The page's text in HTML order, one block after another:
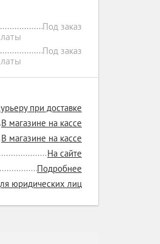
Под заказ
Под заказ
при доставке
В магазине на кассе
В магазине на кассе
На сайте
Подробнее
юридических лиц